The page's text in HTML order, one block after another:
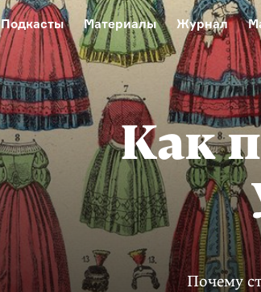
Подкасты Материалы Журнал
Автор среди нас Еврейский
Видеоистория русской
Русское
Как
Почему